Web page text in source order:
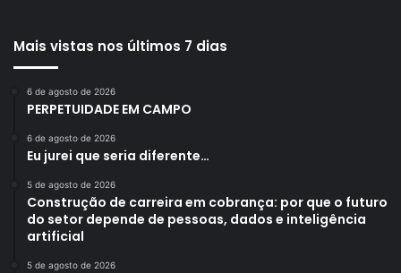
Mais vistas nos últimos 7 dias
6 de agosto de 2026
PERPETUIDADE EM CAMPO
6 de agosto de 2026
Eu jurei que seria diferente…
5 de agosto de 2026
Construção de carreira em cobrança: por que o futuro
do setor depende de pessoas, dados e inteligência
artificial
5 de agosto de 2026